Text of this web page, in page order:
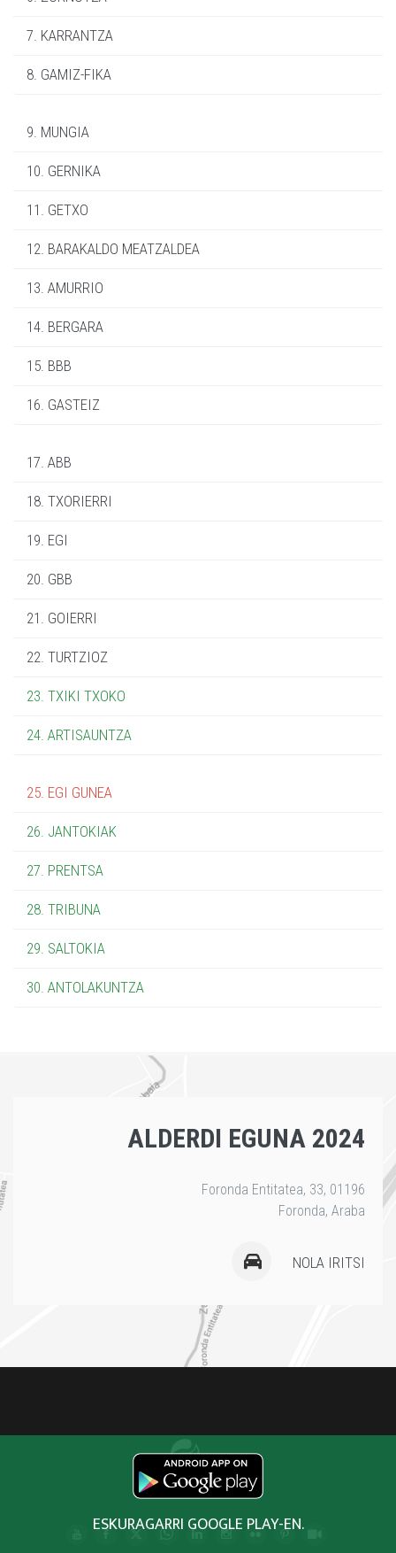
7. KARRANTZA
8. GAMIZ-FIKA
9. MUNGIA
10. GERNIKA
11. GETXO
12. BARAKALDO MEATZALDEA
13. AMURRIO
14. BERGARA
15. BBB
16. GASTEIZ
17. ABB
18. TXORIERRI
19. EGI
20. GBB
21. GOIERRI
22. TURTZIOZ
23. TXIKI TXOKO
24. ARTISAUNTZA
25. EGI GUNEA
26. JANTOKIAK
27. PRENTSA
28. TRIBUNA
29. SALTOKIA
30. ANTOLAKUNTZA
ALDERDI EGUNA 2024
Foronda Entitatea, 33, 01196
Foronda, Araba
NOLA IRITSI
ESKURAGARRI GOOGLE PLAY-EN.